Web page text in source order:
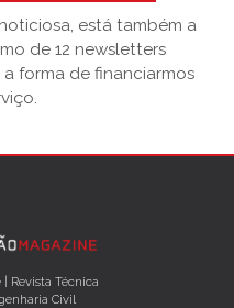
está também a
de 12 newsletters
forma de financiarmos
Revista Técnica
Civil